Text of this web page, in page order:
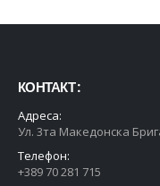
КОНТАКТ :
Адреса:
Ул. 3та Македонска
Телефон:
+389 70 281 715